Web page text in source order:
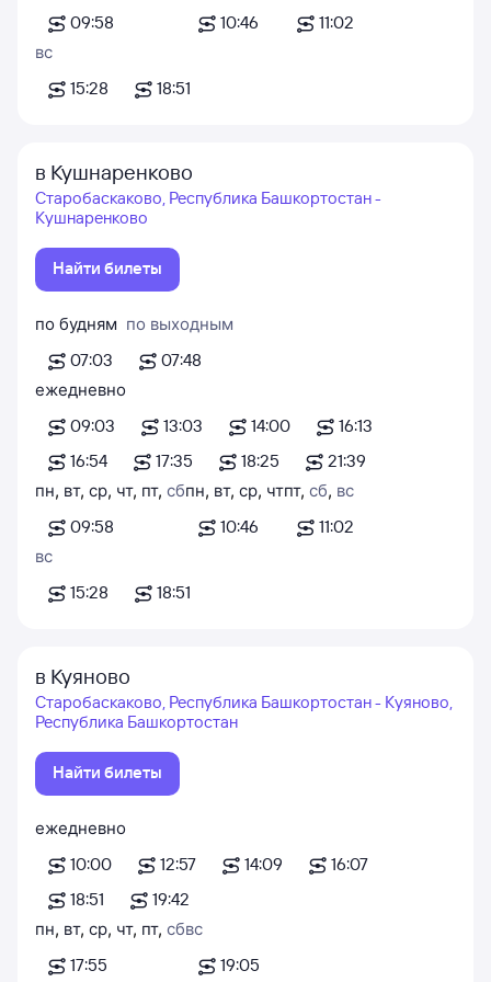
09:58
10:46
11:02
вс
15:28
18:51
в Кушнаренково
Старобаскаково, Республика Башкортостан -
Кушнаренково
Найти билеты
по будням
07:03
по выходным
07:48
ежедневно
09:03
13:03 14:00
16:13
16:54
17:35 18:25
21:39
пн, вт, ср, чт, пт, сб
09:58
пн, вт, ср, чт
10:46
пт, сб, вс
11:02
вс
15:28
18:51
в Куяново
Старобаскаково, Республика Башкортостан - Куяново,
Республика Башкортостан
Найти билеты
ежедневно
10:00
12:57 14:09
16:07
18:51
19:42
пн, вт, ср, чт, пт, сб
17:55
вс
19:05